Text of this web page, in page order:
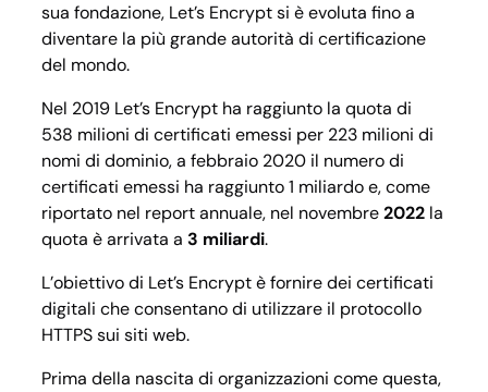
sua fondazione, Let’s Encrypt si è evoluta fino a
diventare la più grande autorità di certificazione
del mondo.
Nel 2019 Let’s Encrypt ha raggiunto la quota di
538 milioni di certificati emessi per 223 milioni di
nomi di dominio, a febbraio 2020 il numero di
certificati emessi ha raggiunto 1 miliardo e, come
riportato nel report annuale, nel novembre2022 la
quota è arrivata a 3 miliardi.
L’obiettivo di Let’s Encrypt è fornire dei certificati
digitali che consentano di utilizzare il protocollo
HTTPS sui siti web.
Prima della nascita di organizzazioni come questa,